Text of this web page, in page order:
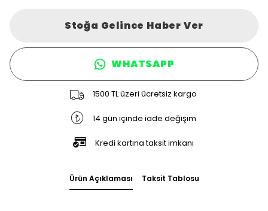
Stoğa Gelince Haber Ver
WHATSAPP
1500 TL üzeri ücretsiz kargo
14 gün içinde iade değişim
Kredi kartına taksit imkanı
Ürün Açıklaması Taksit Tablosu